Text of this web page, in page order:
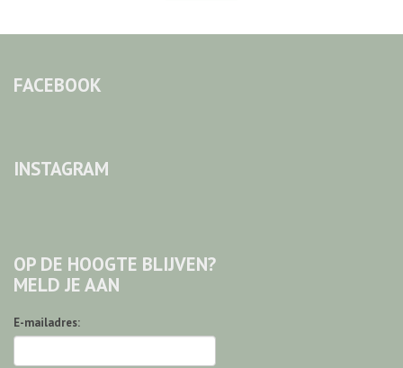
FACEBOOK
INSTAGRAM
OP DE HOOGTE BLIJVEN?
MELD JE AAN
E-mailadres: